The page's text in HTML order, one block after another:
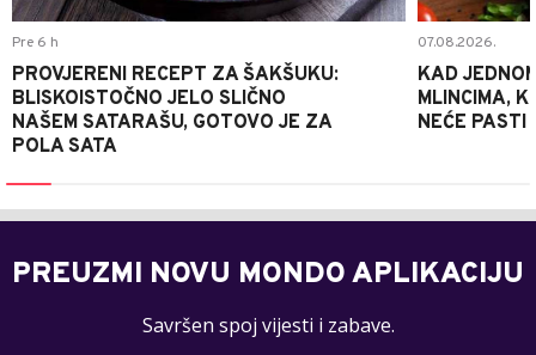
Pre 6 h
PROVJERENI RECEPT ZA ŠAKŠUKU:
BLISKOISTOČNO JELO SLIČNO
NAŠEM SATARAŠU, GOTOVO JE ZA
POLA SATA
07.08.2026.
KAD
MLINCIMA,
NEĆE PASTI
PREUZMI NOVU MONDO APLIKACIJU
Savršen spoj vijesti i zabave.